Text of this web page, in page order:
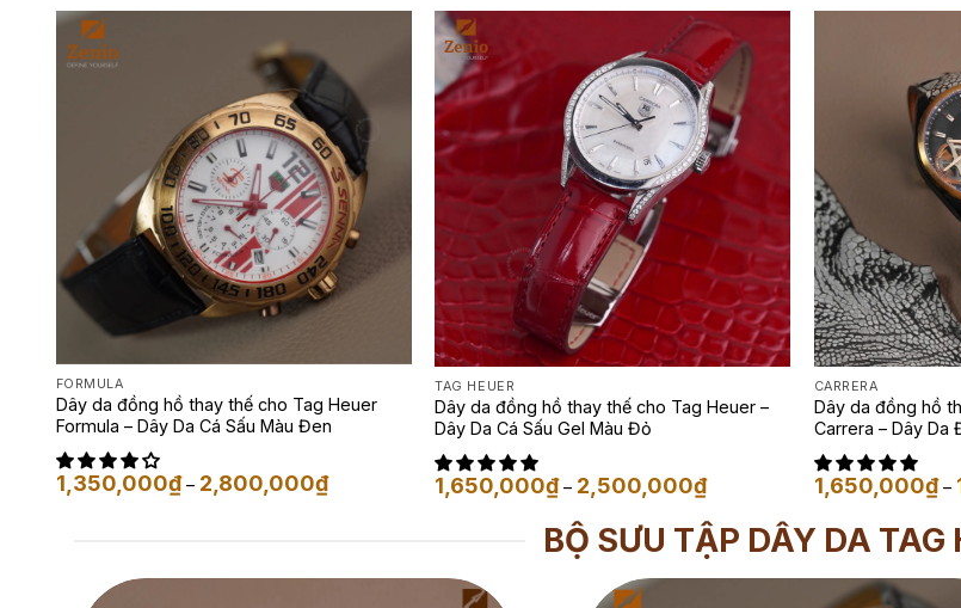
1,650,000₫
FORMULA
Dây da đồng hồ thay thế cho Tag Heuer
Formula – Dây Da Cá Sấu Màu Đen
1,350,000₫ – 2,800,000₫Khoảng
giá:
TAG HEUER
Dây da đồng hồ thay thế cho Tag Heuer –
Dây Da Cá Sấu Gel Màu Đỏ
1,650,000₫ – 2,500,000₫Khoảng
giá:
1,650,000₫
đến
2,500,000₫
CARRERA
Dây da đồng hồ
Carrera – Dây Da
1,650,000₫ –
BỘ SƯU TẬP DÂY DA TAG